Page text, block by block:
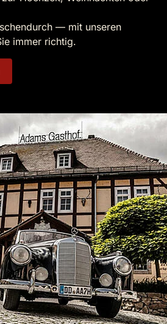
— mit unseren
immer richtig.